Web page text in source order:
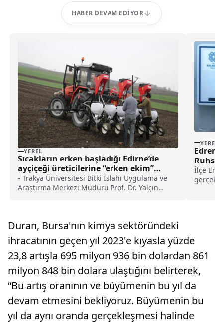
HABER DEVAM EDIYOR
YEREL
Sıcakların erken başladığı Edirne’de
ayçiçeği üreticilerine “erken ekim”
önerisi haberi
- Trakya Üniversitesi Bitki Islahı Uygulama ve
Araştırma Merkezi Müdürü Prof. Dr. Yalçın
mecburen ayçiçeği ekimi erkene geldi. Artık
toprak sıcaklığı da 10 derecenin üzerine çıktı ve
tohum ekimi için uygun ortam oluştu"
YEREL
İlçe
Duran, Bursa'nın kimya sektöründeki
ihracatının geçen yıl 2023'e kıyasla yüzde
23,8 artışla 695 milyon 936 bin dolardan 861
milyon 848 bin dolara ulaştığını belirterek,
“Bu artış oranının ve büyümenin bu yıl da
devam etmesini bekliyoruz. Büyümenin bu
yıl da aynı oranda gerçekleşmesi halinde